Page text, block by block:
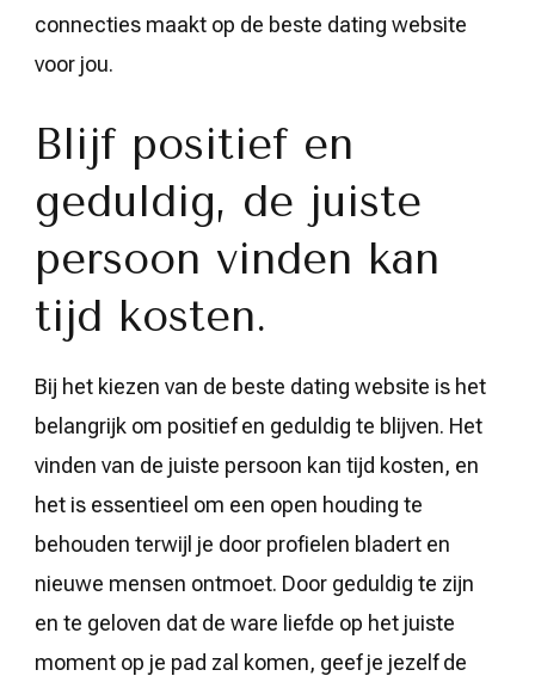
connecties maakt op de beste dating website
voor jou.
Blijf positief en
geduldig, de juiste
persoon vinden kan
tijd kosten.
Bij het kiezen van de beste dating website is het
belangrijk om positief en geduldig te blijven. Het
vinden van de juiste persoon kan tijd kosten, en
het is essentieel om een open houding te
behouden terwijl je door profielen bladert en
nieuwe mensen ontmoet. Door geduldig te zijn
en te geloven dat de ware liefde op het juiste
moment op je pad zal komen, geef je jezelf de